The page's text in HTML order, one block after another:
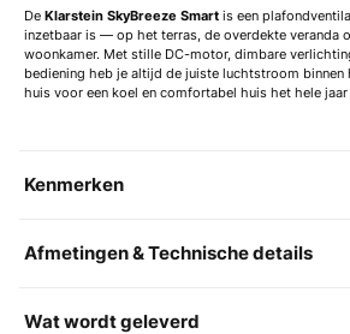
De Klarstein SkyBreeze Smart is een
inzetbaar is — op het terras, de overdekte veranda
woonkamer. Met stille DC-motor, dimbare
bediening heb je altijd de juiste luchtstroom binnen
huis voor een koel en comfortabel huis het hele jaar
Kenmerken
Afmetingen & Technische details
Wat wordt geleverd